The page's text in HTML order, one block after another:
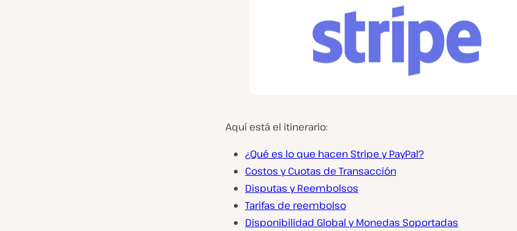
Aquí está el itinerario:
¿Qué es lo que hacen Stripe y PayPal?
Costos y Cuotas de Transacción
Disputas y Reembolsos
Tarifas de reembolso
Disponibilidad Global y Monedas Soportadas